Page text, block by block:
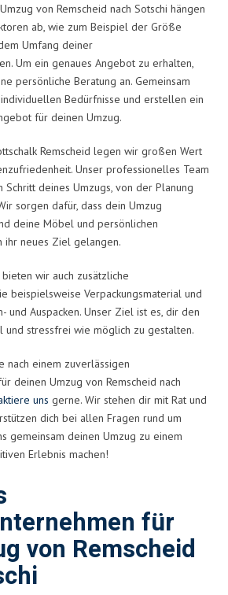
von Remscheid nach Sotschi hängen
ab, wie zum Beispiel der Größe
Umfang deiner
Um ein genaues Angebot zu erhalten,
persönliche Beratung an. Gemeinsam
Bedürfnisse und erstellen ein
für deinen Umzug.
Remscheid legen wir großen Wert
Unser professionelles Team
Schritt deines Umzugs, von der Planung
sorgen dafür, dass dein Umzug
deine Möbel und persönlichen
ihr neues Ziel gelangen.
wir auch zusätzliche
beispielsweise Verpackungsmaterial und
und Auspacken. Unser Ziel ist es, dir den
und stressfrei wie möglich zu gestalten.
nach einem zuverlässigen
deinen Umzug von Remscheid nach
uns gerne. Wir stehen dir mit Rat und
dich bei allen Fragen rund um
gemeinsam deinen Umzug zu einem
Erlebnis machen!
für
von Remscheid